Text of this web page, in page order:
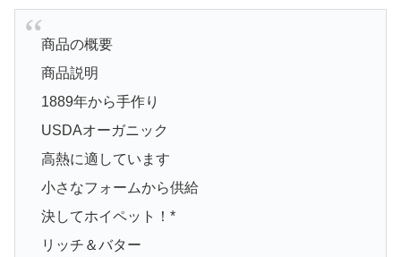
商品の概要
商品説明
1889年から手作り
USDAオーガニック
高熱に適しています
小さなフォームから供給
決してホイペット！*
リッチ＆バター